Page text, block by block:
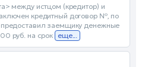
между истцом (кредитор) и
кредитный договор №, по
предоставил заемщику денежные
руб. на срок еще...